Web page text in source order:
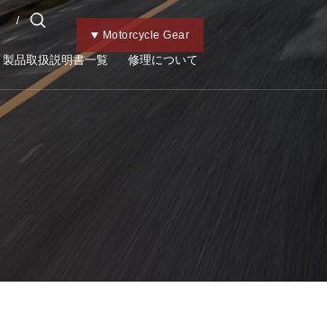
Motorcycle Gear
Kabutoトップ
Bicycle Gear
チャイルドメット
製品取扱説明書一覧 修理について